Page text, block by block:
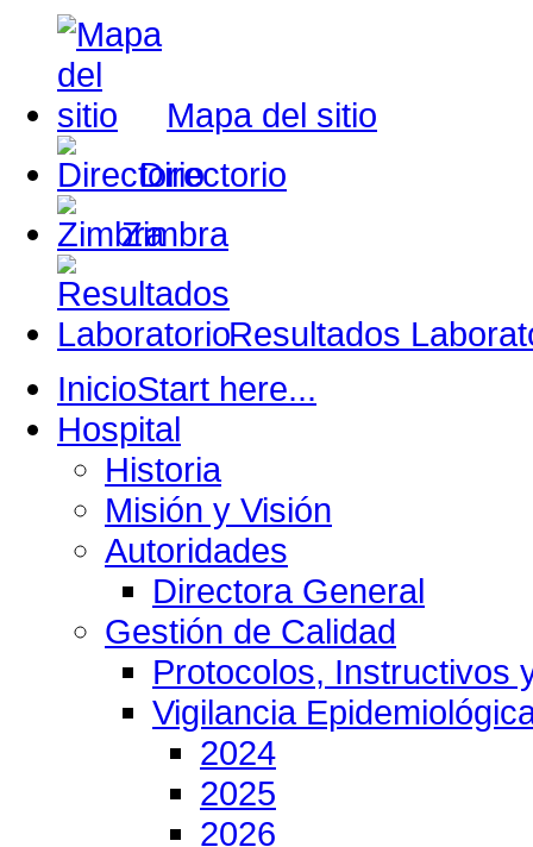
Mapa del sitio
Directorio
Zimbra
Resultados
InicioStart here...
Hospital
Historia
Misión y Visión
Autoridades
Directora General
Gestión de Calidad
Protocolos, Instructivos
Vigilancia
2024
2025
2026